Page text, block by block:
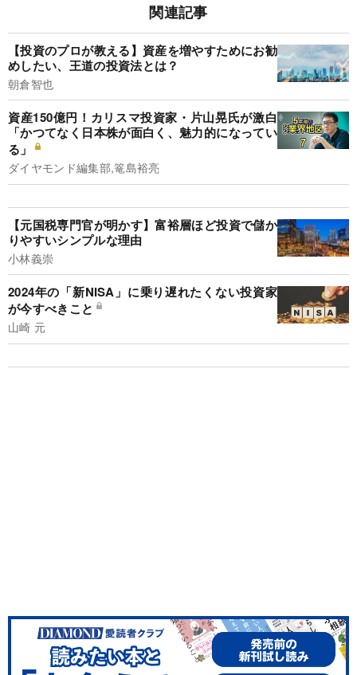
関連記事
【投資のプロが教える】資産を増やすためにお勧
めしたい、王道の投資法とは？
朝倉智也
資産150億円！カリスマ投資家・片山晃氏が激白
「かつてなく日本株が面白く、魅力的になってい
る」
ダイヤモンド編集部,篭島裕亮
【元国税専門官が明かす】富裕層ほど投資で儲か
りやすいシンプルな理由
小林義崇
2024年の「新NISA」に乗り遅れたくない投資家
が今すべきこと
山崎 元